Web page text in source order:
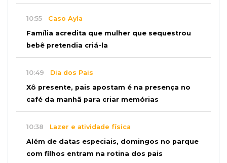
10:55 Caso Ayla
Família acredita que mulher que sequestrou
bebê pretendia criá-la
10:49 Dia dos Pais
Xô presente, pais apostam é na presença no
café da manhã para criar memórias
10:38 Lazer e atividade física
Além de datas especiais, domingos no parque
com filhos entram na rotina dos pais